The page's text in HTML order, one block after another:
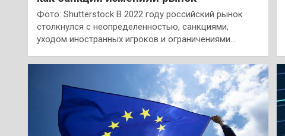
Фото: Shutterstock В 2022 году российский рынок
столкнулся с неопределенностью, санкциями,
уходом иностранных игроков и ограничениями…